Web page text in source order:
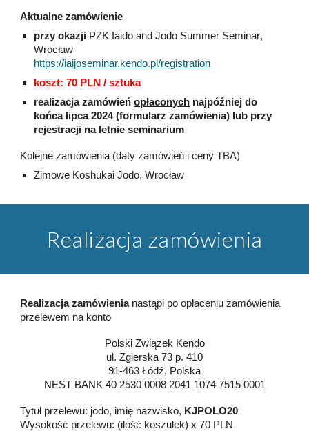
Aktualne zamówienie
przy okazji PZK Iaido and Jodo Summer Seminar,
Wrocław
https://iaijoseminar.kendo.pl/registration
koszt: 70 PLN / sztuka
realizacja zamówieńopłaconych najpóźniej do
końca lipca 2024 (formularz zamówienia) lub przy
rejestracji na letnie seminarium
Kolejne zamówienia (daty zamówień i ceny TBA)
Zimowe Kōshūkai Jodo, Wrocław
Realizacja zamówienia
Realizacja zamówienianastąpi po opłaceniu zamówienia
przelewem na konto
Polski Związek Kendo
ul. Zgierska 73 p. 410
91-463 Łódź, Polska
NEST BANK 40 2530 0008 2041 1074 7515 0001
Tytuł przelewu: jodo, imię nazwisko, KJPOLO20
Wysokość przelewu: (ilość koszulek) x 70 PLN